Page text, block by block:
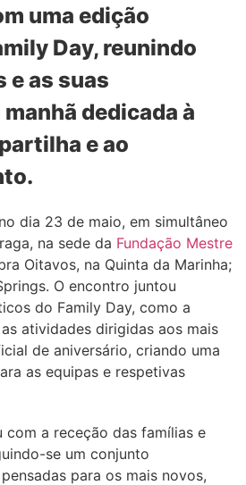
uma edição
Day, reunindo
e as suas
dedicada à
e ao
dia 23 de maio, em simultâneo
na sede da Fundação Mestre
Oitavos, na Quinta da Marinha;
O encontro juntou
do Family Day, como a
atividades dirigidas aos mais
de aniversário, criando uma
as equipas e respetivas
com a receção das famílias e
se um conjunto
para os mais novos,